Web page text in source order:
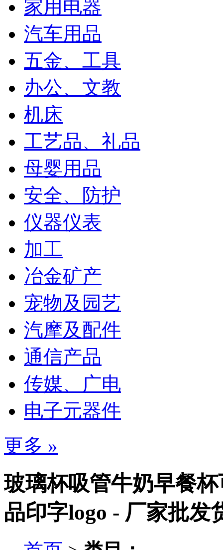
家用电器
汽车用品
五金、工具
办公、文教
机床
工艺品、礼品
母婴用品
安全、防护
仪器仪表
加工
冶金矿产
宠物及园艺
汽摩及配件
通信产品
传媒、广电
电子元器件
更多 »
玻璃杯吸管牛奶早餐
品印字logo - 厂家批发